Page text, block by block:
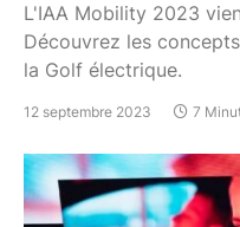
L'IAA Mobility 2023
Découvrez les
la Golf électrique.
12 septembre 2023 7